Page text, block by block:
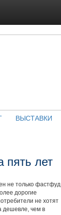
ВЫСТАВКИ
пять лет
не только фастфуд
дорогие
не хотят
дешевле, чем в